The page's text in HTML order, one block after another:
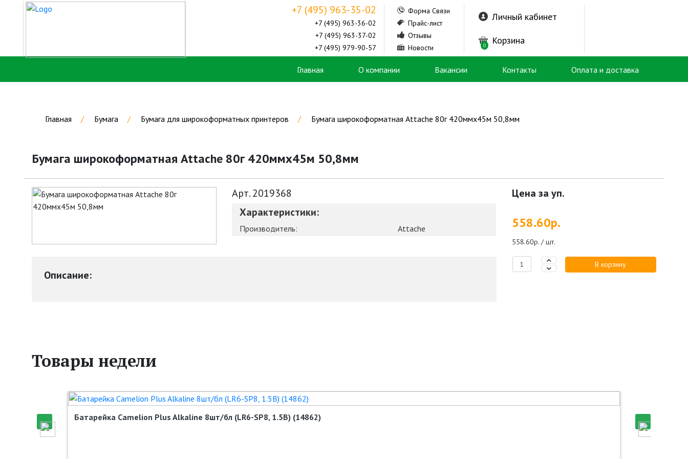
+7 (495) 963-35-02
+7 (495) 963-36-02
+7 (495) 963-37-02
+7 (495) 979-90-57
Форма Связи
Прайс-лист
Отзывы
Новости
Личный кабинет
0 Корзина
Главная О компании Вакансии Контакты Оплата и доставка
Главная Бумага Бумага для широкоформатных принтеров Бумага широкоформатная Attache 80г 420ммх45м 50,8мм
Бумага широкоформатная Attache 80г 420ммх45м 50,8мм
Арт. 2019368
Характеристики:
Производитель: Attache
Описание:
Цена за уп.
558.60р.
558.60р. / шт.
В корзину
Товары недели
Батарейка Camelion Plus Alkaline 8шт/бл (LR6-SP8, 1.5В) (14862)